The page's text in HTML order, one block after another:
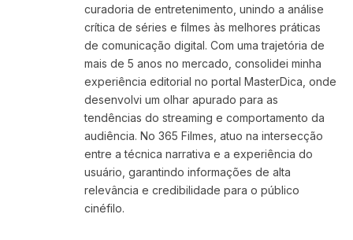
curadoria de entretenimento, unindo a análise
crítica de séries e filmes às melhores práticas
de comunicação digital. Com uma trajetória de
mais de 5 anos no mercado, consolidei minha
experiência editorial no portal MasterDica, onde
desenvolvi um olhar apurado para as
tendências do streaming e comportamento da
audiência. No 365 Filmes, atuo na intersecção
entre a técnica narrativa e a experiência do
usuário, garantindo informações de alta
relevância e credibilidade para o público
cinéfilo.